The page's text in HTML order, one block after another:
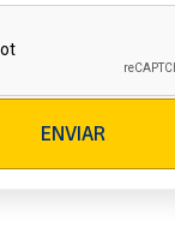
ENVIAR